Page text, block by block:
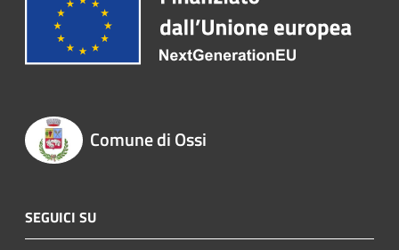
Comune di Ossi
SEGUICI SU